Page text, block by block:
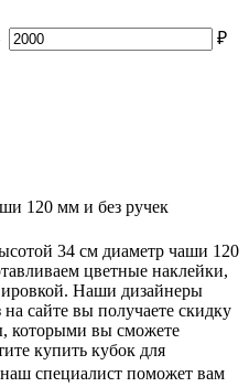
₽
120 мм и без ручек
34 см диаметр чаши 120
цветные наклейки,
Наши дизайнеры
сайте вы получаете скидку
которыми вы сможете
купить кубок для
специалист поможет вам